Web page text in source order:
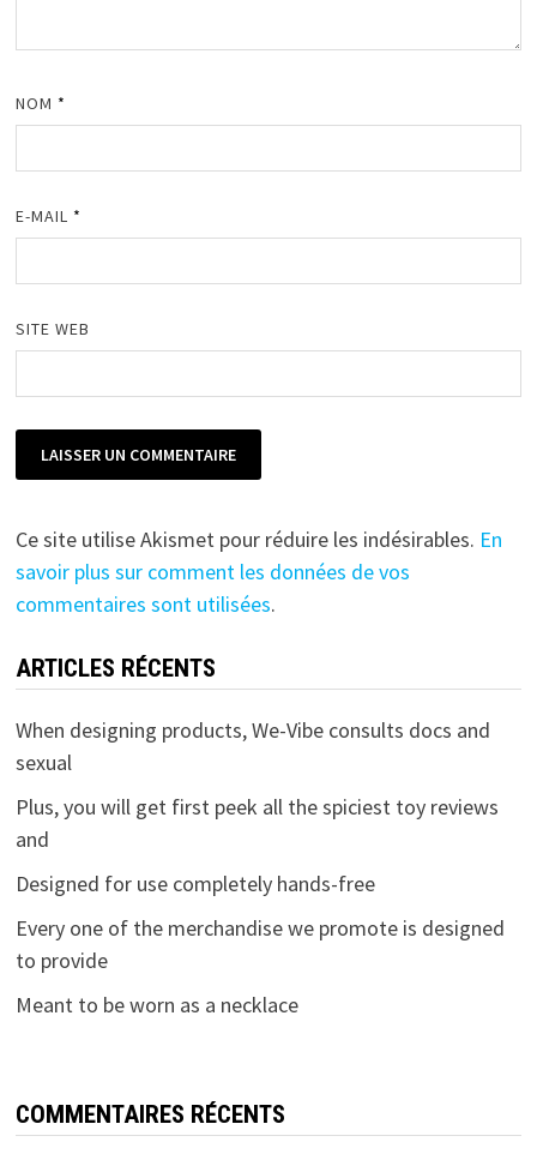
NOM *
E-MAIL *
SITE WEB
Ce site utilise Akismet pour réduire les indésirables. En
savoir plus sur comment les données de vos
commentaires sont utilisées.
ARTICLES RÉCENTS
When designing products, We-Vibe consults docs and
sexual
Plus, you will get first peek all the spiciest toy reviews
and
Designed for use completely hands-free
Every one of the merchandise we promote is designed
to provide
Meant to be worn as a necklace
COMMENTAIRES RÉCENTS